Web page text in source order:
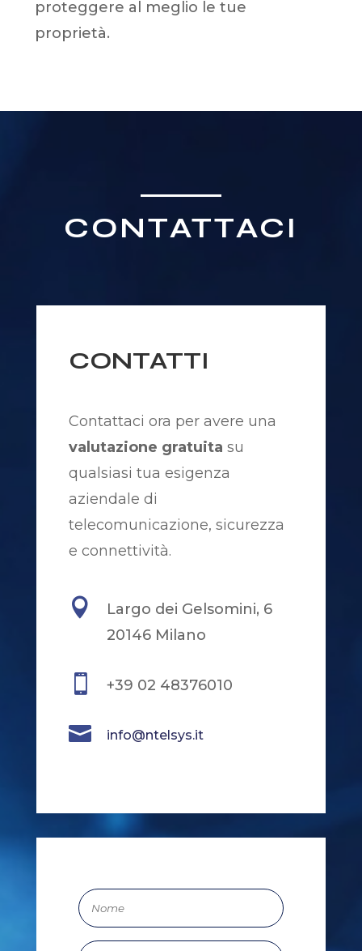
proteggere al meglio le tue
proprietà.
CONTATTACI
CONTATTI
Contattaci ora per avere una
valutazione gratuita su
qualsiasi tua esigenza
aziendale di
telecomunicazione, sicurezza
e connettività.

Largo dei Gelsomini, 6
20146 Milano
 +39 02 48376010
 info@ntelsys.it